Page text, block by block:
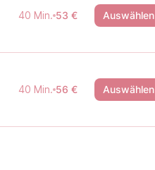
40 Min. 53 € Auswählen
40 Min. 56 € Auswählen